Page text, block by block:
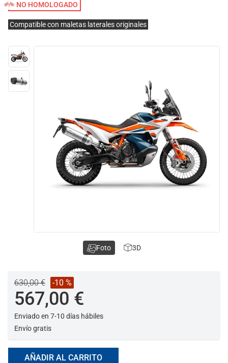
NO HOMOLOGADO
Compatible con maletas laterales originales
630,00 € -10 %
567,00 €
Enviado en 7-10 días hábiles
Envío gratis
AÑADIR AL CARRITO
Foto 3D